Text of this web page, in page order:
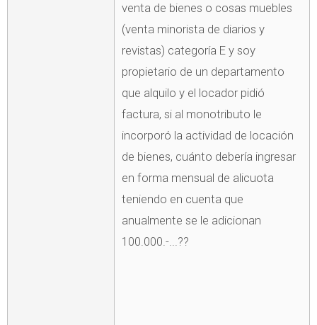
venta de bienes o cosas muebles
(venta minorista de diarios y
revistas) categoría E y soy
propietario de un departamento
que alquilo y el locador pidió
factura, si al monotributo le
incorporó la actividad de locación
de bienes, cuánto debería ingresar
en forma mensual de alicuota
teniendo en cuenta que
anualmente se le adicionan
100.000.-...??